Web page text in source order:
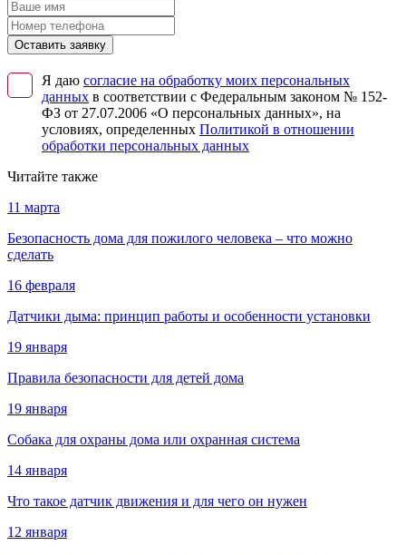
Оставить заявку
Я даю согласие на обработку моих персональных
данных в соответствии с Федеральным законом № 152-
ФЗ от 27.07.2006 «О персональных данных», на
условиях, определенных Политикой в отношении
обработки персональных данных
Читайте также
11 марта
Безопасность дома для пожилого человека – что можно
сделать
16 февраля
Датчики дыма: принцип работы и особенности установки
19 января
Правила безопасности для детей дома
19 января
Собака для охраны дома или охранная система
14 января
Что такое датчик движения и для чего он нужен
12 января